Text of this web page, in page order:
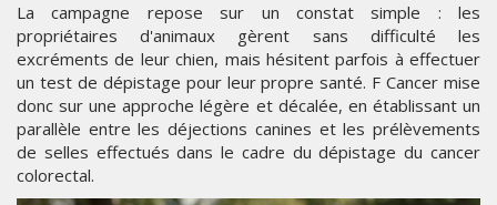
La campagne repose sur un constat simple : les
propriétaires d'animaux gèrent sans difficulté les
excréments de leur chien, mais hésitent parfois à effectuer
un test de dépistage pour leur propre santé. F Cancer mise
donc sur une approche légère et décalée, en établissant un
parallèle entre les déjections canines et les prélèvements
de selles effectués dans le cadre du dépistage du cancer
colorectal.